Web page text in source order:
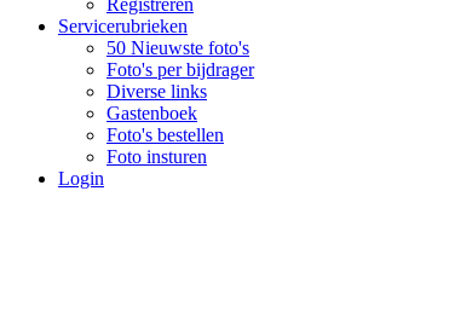
Registreren
Servicerubrieken
50 Nieuwste foto's
Foto's per bijdrager
Diverse links
Gastenboek
Foto's bestellen
Foto insturen
Login